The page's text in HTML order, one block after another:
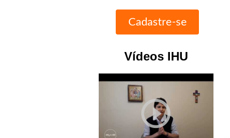
Vídeos IHU
play_circle_outline